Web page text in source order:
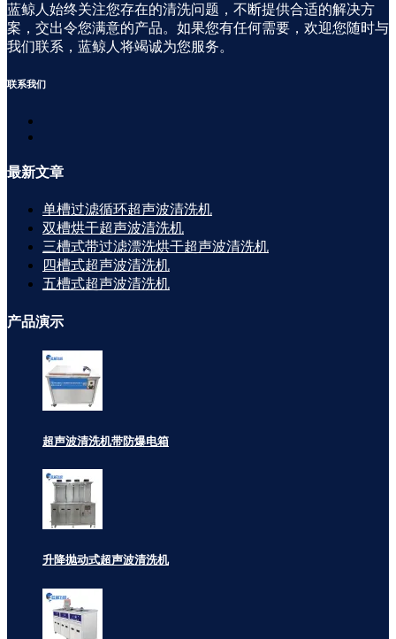
蓝鲸人始终关注您存在的清洗问题，不断提供合适的解决方
案，交出令您满意的产品。如果您有任何需要，欢迎您随时与
我们联系，蓝鲸人将竭诚为您服务。
联系我们
最新文章
单槽过滤循环超声波清洗机
双槽烘干超声波清洗机
三槽式带过滤漂洗烘干超声波清洗机
四槽式超声波清洗机
五槽式超声波清洗机
产品演示
超声波清洗机带防爆电箱
升降抛动式超声波清洗机